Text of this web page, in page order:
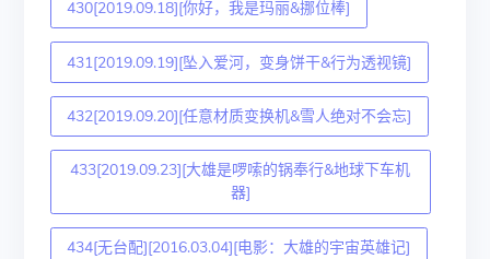
430[2019.09.18][你好，我是玛丽&挪位棒]
431[2019.09.19][坠入爱河，变身饼干&行为透视镜]
432[2019.09.20][任意材质变换机&雪人绝对不会忘]
433[2019.09.23][大雄是啰嗦的锅奉行&地球下车机
器]
434[无台配][2016.03.04][电影：大雄的宇宙英雄记]